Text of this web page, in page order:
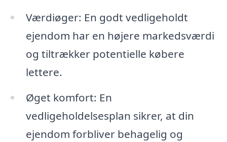
Værdiøger: En godt vedligeholdt
ejendom har en højere markedsværdi
og tiltrækker potentielle købere
lettere.
Øget komfort: En
vedligeholdelsesplan sikrer, at din
ejendom forbliver behagelig og